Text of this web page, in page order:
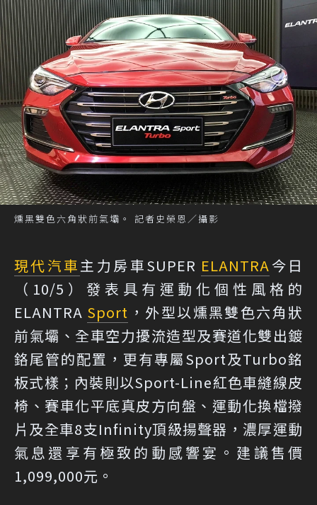
燻黑雙色六角狀前氣壩。 記者史榮恩／攝影
現代汽車主力房車SUPER ELANTRA今日
（10/5）發表具有運動化個性風格的
ELANTRA Sport ，外型以燻黑雙色六角狀
前氣壩、全車空力擾流造型及賽道化雙出鍍
鉻尾管的配置，更有專屬Sport及Turbo銘
板式樣；內裝則以Sport-Line紅色車縫線皮
椅、賽車化平底真皮方向盤、運動化換檔撥
片及全車8支Infinity頂級揚聲器，濃厚運動
氣息還享有極致的動感響宴。建議售價
1,099,000元。